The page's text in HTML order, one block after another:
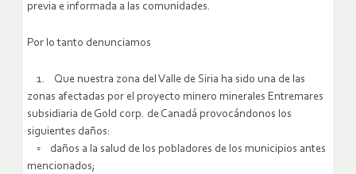
previa e informada a las comunidades.
Por lo tanto denunciamos
1. Que nuestra zona del Valle de Siria ha sido una de las
zonas afectadas por el proyecto minero minerales Entremares
subsidiaria de Gold corp. de Canadá provocándonos los
siguientes daños:
◦ daños a la salud de los pobladores de los municipios antes
mencionados;